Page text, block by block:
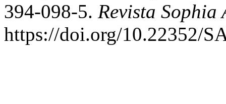
394-098-5. Revista Sophia
https://doi.org/10.22352/